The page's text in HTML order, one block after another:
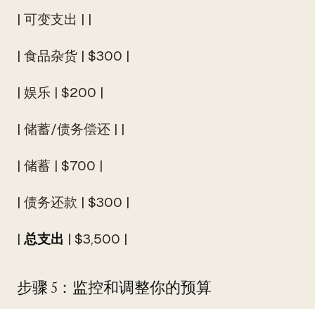
| 可变支出 | |
| 食品杂货 | $300 |
| 娱乐 | $200 |
| 储蓄/债务偿还 | |
| 储蓄 | $700 |
| 债务还款 | $300 |
| 总支出 | $3,500 |
步骤 5：监控和调整你的预算